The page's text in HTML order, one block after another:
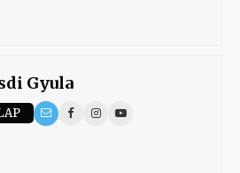
Gyula